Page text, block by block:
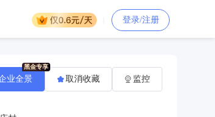
登录/注册
业全景 取消收藏 监控